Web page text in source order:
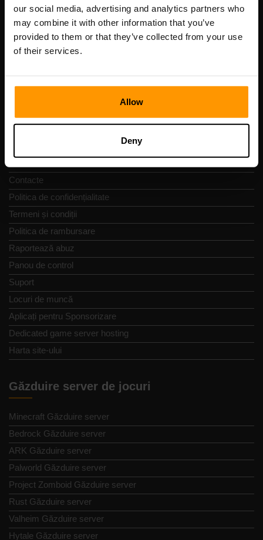
our social media, advertising and analytics partners who
may combine it with other information that you’ve
provided to them or that they’ve collected from your use
of their services.
Allow
Deny
Scalable Hosting Solutions OÜ
Cod de înregistrare: 14652605
cod fiscal: EE102133820
Adresă: Harju maakond, Tallinn, Kesklinna linnaosa,
Contacte
Politica de confidențialitate
Termeni și condiții
Politica de rambursare
Raportează abuz
Panou de control
Suport
Locuri de muncă
Aplicați pentru Sponsorizare
Dedicated game server hosting
Harta site-ului
Găzduire server de jocuri
Minecraft Găzduire server
Bedrock Găzduire server
ARK Găzduire server
Palworld Găzduire server
Project Zomboid Găzduire server
Rust Găzduire server
Valheim Găzduire server
Hytale Găzduire server